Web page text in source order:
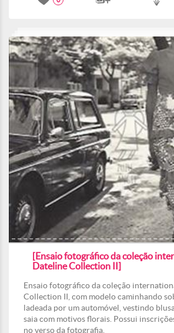
[Ensaio fotográfico da coleção
Dateline Collection II]
Ensaio fotográfico da coleção
Collection II, com modelo caminhando
ladeada por um automóvel, vestindo
saia com motivos florais. Possui
no verso da fotografia.